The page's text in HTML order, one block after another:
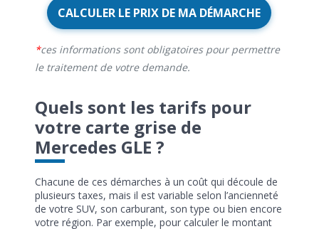
CALCULER LE PRIX DE MA DÉMARCHE
ces informations sont obligatoires pour permettre
le traitement de votre demande.
Quels sont les tarifs pour
votre carte grise de
Mercedes GLE ?
Chacune de ces démarches à un coût qui découle de
plusieurs taxes, mais il est variable selon l’ancienneté
de votre SUV, son carburant, son type ou bien encore
votre région. Par exemple, pour calculer le montant